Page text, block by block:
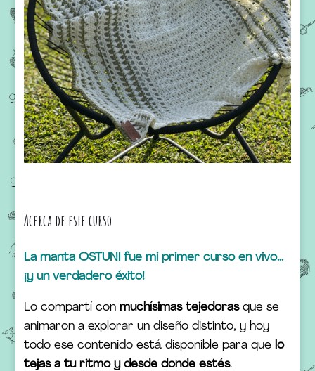
Acerca de este curso
La manta OSTUNI fue mi primer curso en vivo…
¡y un verdadero éxito!
Lo compartí conmuchísimas tejedorasque se
animaron a explorar un diseño distinto, y hoy
todo ese contenido está disponible para que lo
tejas a tu ritmo y desde donde estés.